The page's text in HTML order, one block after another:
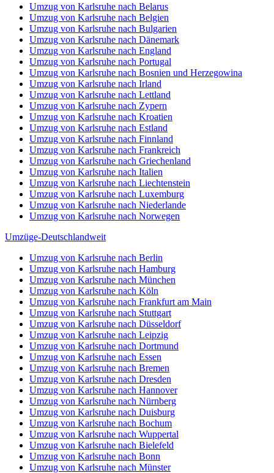
Umzug von Karlsruhe nach Belarus
Umzug von Karlsruhe nach Belgien
Umzug von Karlsruhe nach Bulgarien
Umzug von Karlsruhe nach Dänemark
Umzug von Karlsruhe nach England
Umzug von Karlsruhe nach Portugal
Umzug von Karlsruhe nach Bosnien und Herzegowina
Umzug von Karlsruhe nach Irland
Umzug von Karlsruhe nach Lettland
Umzug von Karlsruhe nach Zypern
Umzug von Karlsruhe nach Kroatien
Umzug von Karlsruhe nach Estland
Umzug von Karlsruhe nach Finnland
Umzug von Karlsruhe nach Frankreich
Umzug von Karlsruhe nach Griechenland
Umzug von Karlsruhe nach Italien
Umzug von Karlsruhe nach Liechtenstein
Umzug von Karlsruhe nach Luxemburg
Umzug von Karlsruhe nach Niederlande
Umzug von Karlsruhe nach Norwegen
Umzüge-Deutschlandweit
Umzug von Karlsruhe nach Berlin
Umzug von Karlsruhe nach Hamburg
Umzug von Karlsruhe nach München
Umzug von Karlsruhe nach Köln
Umzug von Karlsruhe nach Frankfurt am Main
Umzug von Karlsruhe nach Stuttgart
Umzug von Karlsruhe nach Düsseldorf
Umzug von Karlsruhe nach Leipzig
Umzug von Karlsruhe nach Dortmund
Umzug von Karlsruhe nach Essen
Umzug von Karlsruhe nach Bremen
Umzug von Karlsruhe nach Dresden
Umzug von Karlsruhe nach Hannover
Umzug von Karlsruhe nach Nürnberg
Umzug von Karlsruhe nach Duisburg
Umzug von Karlsruhe nach Bochum
Umzug von Karlsruhe nach Wuppertal
Umzug von Karlsruhe nach Bielefeld
Umzug von Karlsruhe nach Bonn
Umzug von Karlsruhe nach Münster